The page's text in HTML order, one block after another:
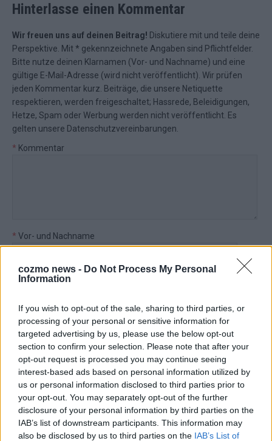
cozmo news - Do Not Process My Personal
Information
If you wish to opt-out of the sale, sharing to third parties, or
processing of your personal or sensitive information for
targeted advertising by us, please use the below opt-out
section to confirm your selection. Please note that after your
opt-out request is processed you may continue seeing
interest-based ads based on personal information utilized by
us or personal information disclosed to third parties prior to
your opt-out. You may separately opt-out of the further
disclosure of your personal information by third parties on the
IAB’s list of downstream participants. This information may
also be disclosed by us to third parties on the IAB’s List of
Hinterlasse einen Kommentar
Wir freuen uns auf deinen Beitrag! Diskutiere mit und teile deine
Perspektive. Mit * gekennzeichnete Angaben sind Pflichtfelder.
Bitte nutze deinen Klarnamen (Vor- und Nachname) und eine
gültige E-Mail-Adresse (wird nicht veröffentlicht). Wir prüfen
jeden Kommentar kurz. Beiträge, die unsere Netiquette
respektieren, werden freigeschaltet; Hassrede, Beleidigungen,
Hetze, Spam oder Werbung werden nicht veröffentlicht. Es
gelten unsere Datenschutzvereinbarungen
* Kommentar
* Vor- und Nachname
E-Mail
Benachrichtige mich über nachfolgende Kommentare via E-
Mail.
Benachrichtige mich über neue Beiträge via E-Mail.
JETZT ANGESAGT
EXTRA